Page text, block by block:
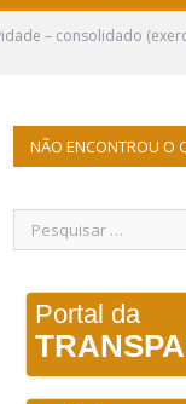
– consolidado
NÃO ENCONTROU O
Portal da